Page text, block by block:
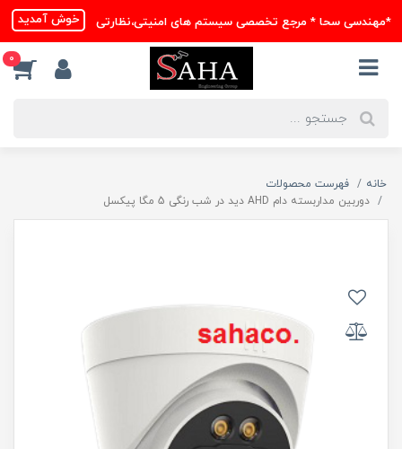
*مهندسی سحا * مرجع تخصصی سیستم های امنیتی،نظارتی خوش آمدید
0
خانه
فهرست محصولات
دوربین مداربسته دام AHD دید در شب رنگی 5 مگا پیکسل